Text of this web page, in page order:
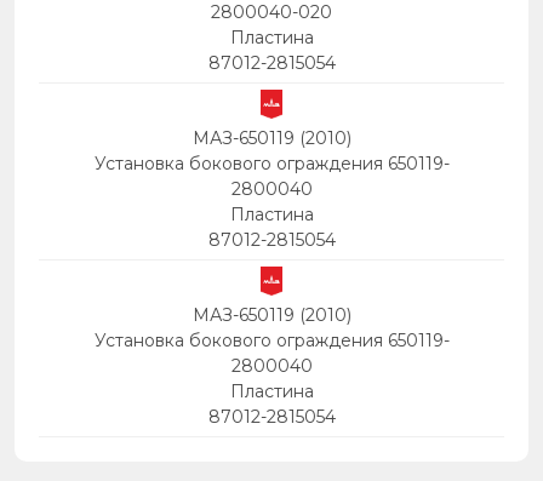
2800040-020
Пластина
87012-2815054
МАЗ-650119 (2010)
Установка бокового ограждения 650119-
2800040
Пластина
87012-2815054
МАЗ-650119 (2010)
Установка бокового ограждения 650119-
2800040
Пластина
87012-2815054